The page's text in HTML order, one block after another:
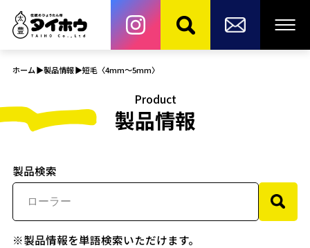
ホーム 製品情報 短毛〈4mm～5mm〉
Product
製品情報
製品検索
※製品情報を単語検索いただけます。